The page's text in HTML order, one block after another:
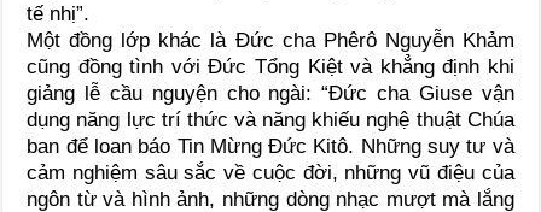
tế nhị”.
Một đồng lớp khác là Đức cha Phêrô Nguyễn Khảm
cũng đồng tình với Đức Tổng Kiệt và khẳng định khi
giảng lễ cầu nguyện cho ngài: “Đức cha Giuse vận
dụng năng lực trí thức và năng khiếu nghệ thuật Chúa
ban để loan báo Tin Mừng Đức Kitô. Những suy tư và
cảm nghiệm sâu sắc về cuộc đời, những vũ điệu của
ngôn từ và hình ảnh, những dòng nhạc mượt mà lắng